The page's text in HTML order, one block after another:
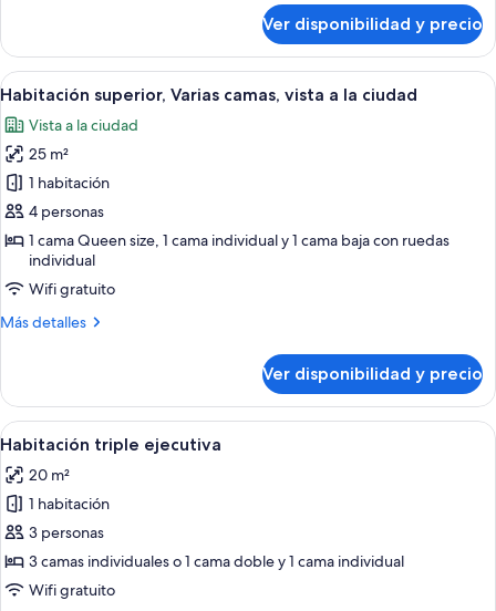
ciudad
Deluxe,
Varias
camas,
a
la
ciudad
Ver disponibilidad y precio
Ver
todas
las
fotos
de
Habitación
superior,
Varias
camas,
vista
ciudad
Habitación de hotel con una cama
7
Habitación superior, Varias camas, vista a la ciudad
Vista a la ciudad
25 m²
1 habitación
4 personas
1 cama Queen size, 1 cama individual y 1 cama baja con ruedas
individual
Wifi gratuito
Más detalles
Más
superior,
Varias
camas,
a
la
ciudad
Ver disponibilidad y precio
Ver
todas
las
fotos
de
Habitación
triple
Una habitación de hotel con tres
4
Habitación triple ejecutiva
20 m²
1 habitación
3 personas
3 camas individuales o 1 cama doble y 1 cama individual
Wifi gratuito